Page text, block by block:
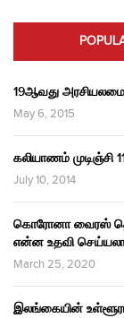
19ஆவது
May 6, 2015
கலியாணம் முடிஞ்சி
July 10, 2014
கொரோனா வைரஸ்
என்ன உதவி
March 25, 2020
இலங்கையின்